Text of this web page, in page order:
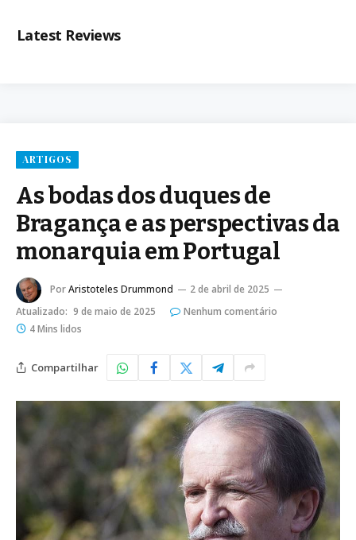
Latest Reviews
ARTIGOS
As bodas dos duques de
Bragança e as perspectivas da
monarquia em Portugal
PorAristoteles Drummond
2 de abril de 2025
Atualizado: 9 de maio de 2025
Nenhum comentário
4 Mins lidos
Compartilhar